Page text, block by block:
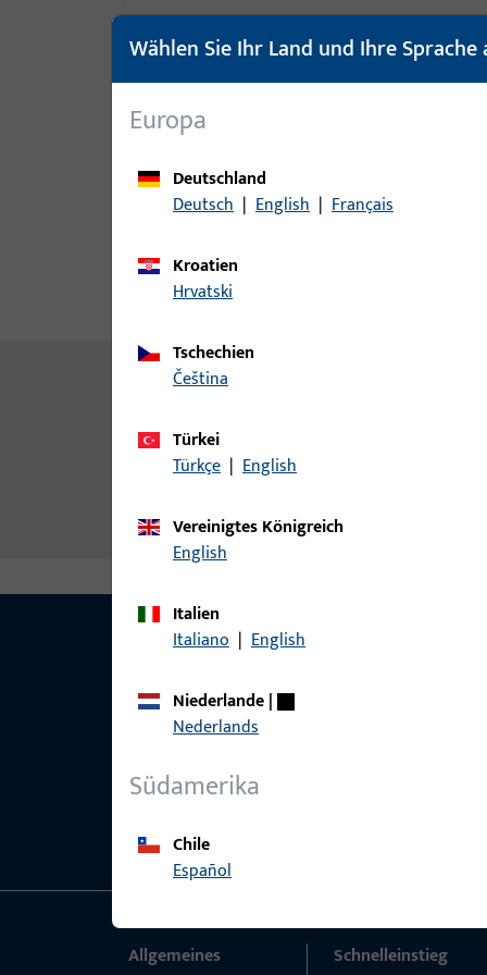
Produktbeschreibung
Inhalt
Zusatzinformationen
Wählen Sie Ihr Land und Ihre Sprache
Europa
Deutschland
Deutsch | English | Français
Kroatien
Hrvatski
Tschechien
čeština
Türkei
Türkçe | English
Vereinigtes Königreich
English
Italien
Italiano | English
Niederlande|
Nederlands
Südamerika
Chile
Español
Allgemeines Schnelleinstieg